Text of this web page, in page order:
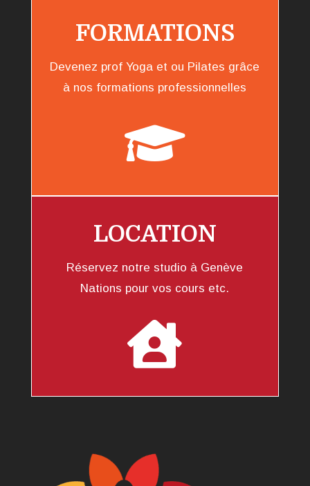
FORMATIONS
Devenez prof Yoga et ou Pilates grâce
à nos formations professionnelles

LOCATION
Réservez notre studio à Genève
Nations pour vos cours etc.
